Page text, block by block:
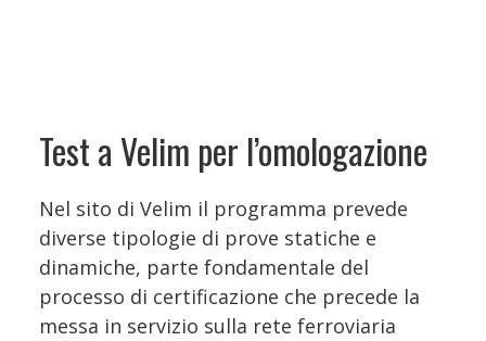
Test a Velim per l’omologazione
Nel sito di Velim il programma prevede
diverse tipologie di prove statiche e
dinamiche, parte fondamentale del
processo di certificazione che precede la
messa in servizio sulla rete ferroviaria